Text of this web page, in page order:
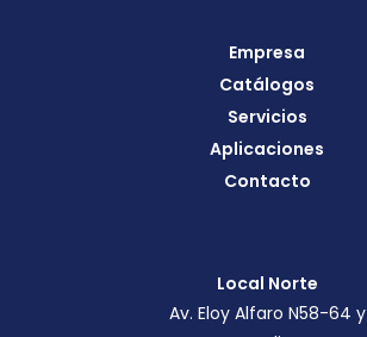
Empresa
Catálogos
Servicios
Aplicaciones
Contacto
Local Norte
Av. Eloy Alfaro N58-64 y